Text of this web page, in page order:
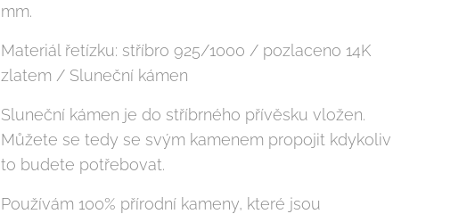
mm.
Materiál řetízku: stříbro 925/1000 / pozlaceno 14K
zlatem / Sluneční kámen
Sluneční kámen je do stříbrného přívěsku vložen.
Můžete se tedy se svým kamenem propojit kdykoliv
to budete potřebovat.
Používám 100% přírodní kameny, které jsou